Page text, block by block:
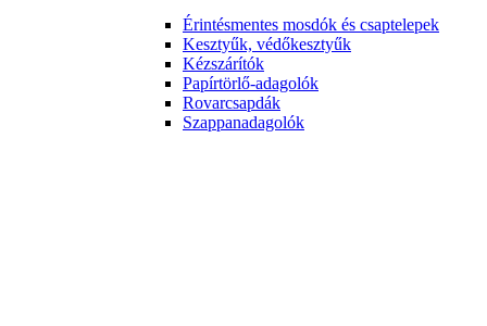
Érintésmentes mosdók és csaptelepek
Kesztyűk, védőkesztyűk
Kézszárítók
Papírtörlő-adagolók
Rovarcsapdák
Szappanadagolók